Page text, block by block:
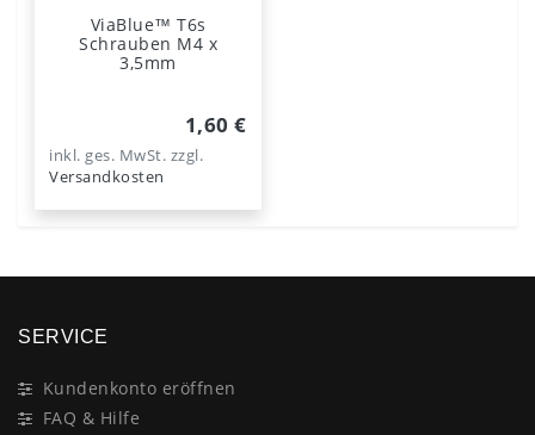
ViaBlue™ T6s
Schrauben M4 x
3,5mm
1,60 €
inkl. ges. MwSt. zzgl.
Versandkosten
SERVICE
Kundenkonto eröffnen
FAQ & Hilfe